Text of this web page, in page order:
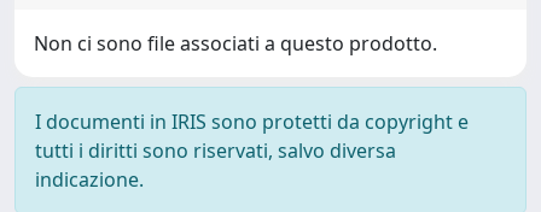
Non ci sono file associati a questo prodotto.
I documenti in IRIS sono protetti da copyright e
tutti i diritti sono riservati, salvo diversa
indicazione.